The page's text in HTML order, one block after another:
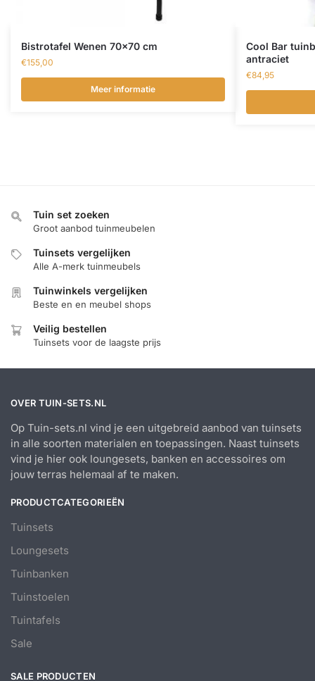
Bistrotafel Wenen 70×70 cm
€155,00
Meer informatie
Cool Bar
antraciet
€84,95
Tuin set zoeken
Groot aanbod tuinmeubelen
Tuinsets vergelijken
Alle A-merk tuinmeubels
Tuinwinkels vergelijken
Beste en en meubel shops
Veilig bestellen
Tuinsets voor de laagste prijs
OVER TUIN-SETS.NL
Op Tuin-sets.nl vind je een uitgebreid aanbod van tuinsets
in alle soorten materialen en toepassingen. Naast tuinsets
vind je hier ook loungesets, banken en accessoires om
jouw terras helemaal af te maken.
PRODUCTCATEGORIEËN
Tuinsets
Loungesets
Tuinbanken
Tuinstoelen
Tuintafels
Sale
SALE PRODUCTEN